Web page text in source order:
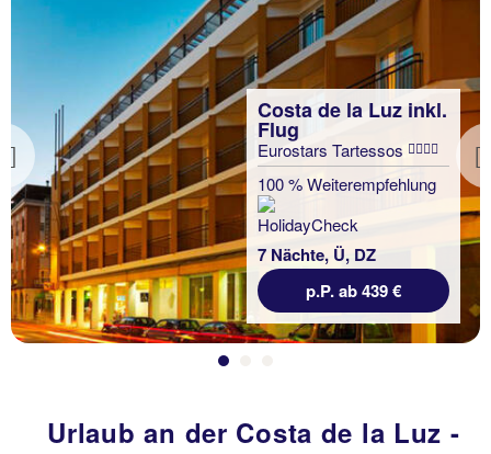
Previous
Costa de la Luz inkl.
Flug
Eurostars Tartessos
100 % Weiterempfehlung
7 Nächte, Ü, DZ
p.P. ab 439 €
Urlaub an der Costa de la Luz -